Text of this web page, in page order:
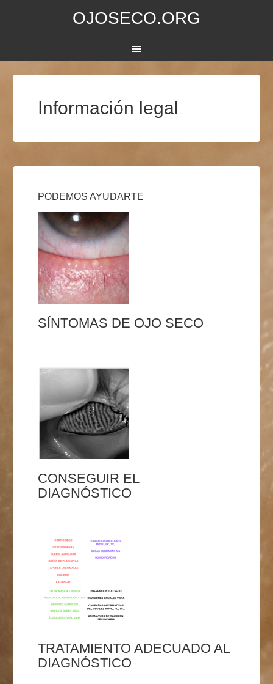
OJOSECO.ORG
Información legal
PODEMOS AYUDARTE
SÍNTOMAS DE OJO SECO
CONSEGUIR EL
DIAGNÓSTICO
TRATAMIENTO ADECUADO AL
DIAGNÓSTICO